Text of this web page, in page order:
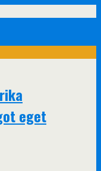
eget